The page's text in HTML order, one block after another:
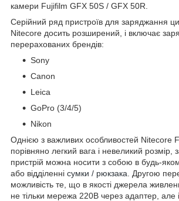
камери Fujifilm GFX 50S / GFX 50R.
Серійний ряд пристроїв для заряджання
Nitecore досить розширений, і включає
перерахованих брендів:
Sony
Canon
Leica
GoPro (3/4/5)
Nikon
Однією з важливих особливостей Nitecore
порівняно легкий вага і невеликий розмір,
пристрій можна носити з собою в будь-
або відділенні сумки / рюкзака . Другою
можливість те, що в якості джерела
не тільки мережа 220В через адаптер, але